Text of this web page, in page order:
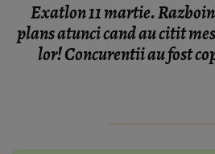
Exatlon 11 martie.
plans atunci cand au citit
lor! Concurentii au fost